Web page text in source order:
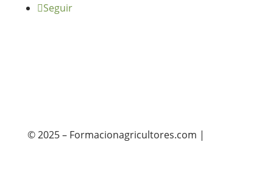
Seguir
© 2025 – Formacionagricultores.com |